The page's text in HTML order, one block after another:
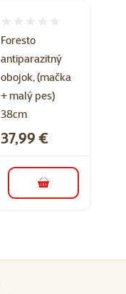
Foresto
antiparazitný
obojok, (mačka
+ malý pes)
38cm
Cena
37,99 €
do košíka